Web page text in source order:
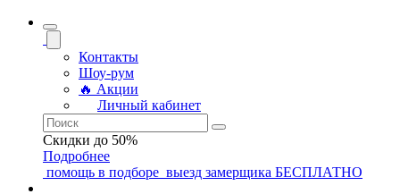
Контакты
Шоу-рум
🔥 Акции
Личный кабинет
Скидки до 50%
Подробнее
помощь в подборе выезд замерщика БЕСПЛАТНО